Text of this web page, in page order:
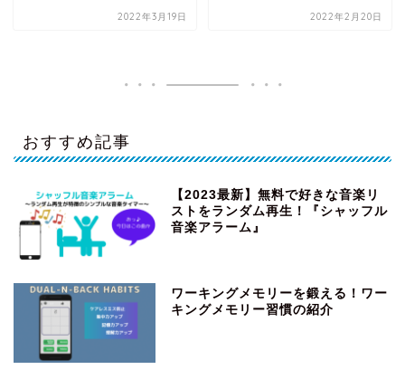
2022年3月19日 2022年2月20日
おすすめ記事
【2023最新】無料で好きな音楽リ
ストをランダム再生！『シャッフル
音楽アラーム』
ワーキングメモリーを鍛える！ワー
キングメモリー習慣の紹介